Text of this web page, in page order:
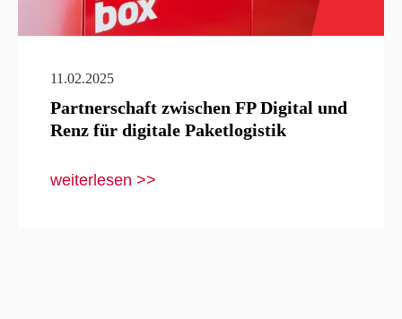
11.02.2025
Partnerschaft zwischen FP Digital und
Renz für digitale Paketlogistik
weiterlesen >>